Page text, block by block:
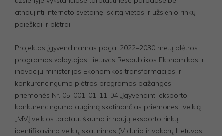
atnaujinti interneto svetainę, skirtą vietos ir užsienio rinkų
paieškai ir plėtrai.
Projektas įgyvendinamas pagal 2022–2030 metų plėtros
programos valdytojos Lietuvos Respublikos Ekonomikos ir
inovacijų ministerijos Ekonomikos transformacijos ir
konkurencingumo plėtros programos pažangos
priemonės Nr. 05-001-01-11-04 „Įgyvendinti eksporto
konkurencingumo augimą skatinančias priemones“ veiklą
„MVĮ veiklos tarptautiškumo ir naujų eksporto rinkų
identifikavimo veiklų skatinimas (Vidurio ir vakarų Lietuvos